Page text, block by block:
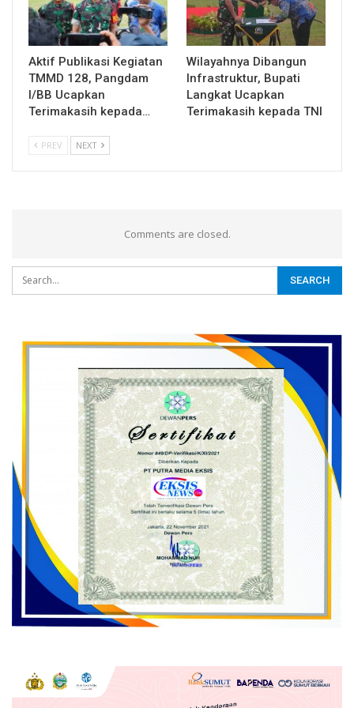
Aktif Publikasi Kegiatan
TMMD 128, Pangdam
I/BB Ucapkan
Terimakasih kepada…
Wilayahnya Dibangun
Infrastruktur, Bupati
Langkat Ucapkan
Terimakasih kepada TNI
PREV NEXT
Comments are closed.